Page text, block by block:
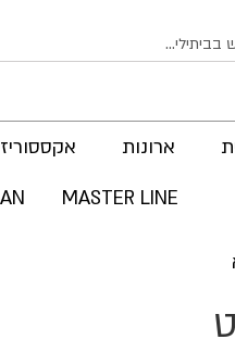
ארונות אקססוריז
MASTER LINE